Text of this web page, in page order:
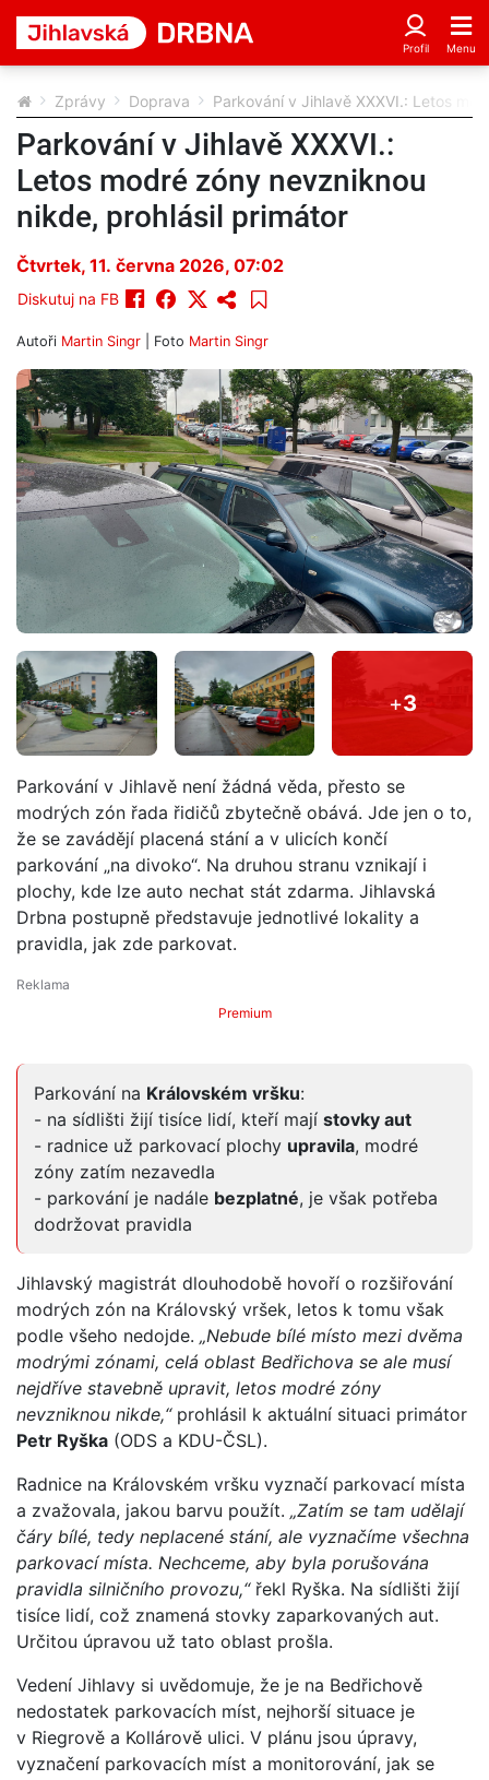
Zprávy Doprava Parkování v Jihlavě XXXVI.: Letos
Parkování v Jihlavě XXXVI.:
Letos modré zóny nevzniknou
nikde, prohlásil primátor
Čtvrtek, 11. června 2026, 07:02
Diskutuj na FB
Autoři Martin Singr | Foto Martin Singr
+3
Parkování v Jihlavě není žádná věda, přesto se
modrých zón řada řidičů zbytečně obává. Jde jen o to,
že se zavádějí placená stání a v ulicích končí
parkování „na divoko“. Na druhou stranu vznikají i
plochy, kde lze auto nechat stát zdarma. Jihlavská
Drbna postupně představuje jednotlivé lokality a
pravidla, jak zde parkovat.
Premium
Parkování na Královském vršku:
- na sídlišti žijí tisíce lidí, kteří mají stovky aut
- radnice už parkovací plochy upravila, modré
zóny zatím nezavedla
- parkování je nadále bezplatné, je však potřeba
dodržovat pravidla
Jihlavský magistrát dlouhodobě hovoří o rozšiřování
modrých zón na Královský vršek, letos k tomu však
podle všeho nedojde. „Nebude bílé místo mezi dvěma
modrými zónami, celá oblast Bedřichova se ale musí
nejdříve stavebně upravit, letos modré zóny
nevzniknou nikde,“prohlásil k aktuální situaci primátor
Petr Ryška (ODS a KDU-ČSL).
Radnice na Královském vršku vyznačí parkovací místa
a zvažovala, jakou barvu použít. „Zatím se tam udělají
čáry bílé, tedy neplacené stání, ale vyznačíme všechna
parkovací místa. Nechceme, aby byla porušována
pravidla silničního provozu,“řekl Ryška. Na sídlišti žijí
tisíce lidí, což znamená stovky zaparkovaných aut.
Určitou úpravou už tato oblast prošla.
Vedení Jihlavy si uvědomuje, že je na Bedřichově
nedostatek parkovacích míst, nejhorší situace je
v Riegrově a Kollárově ulici. V plánu jsou úpravy,
vyznačení parkovacích míst a monitorování, jak se